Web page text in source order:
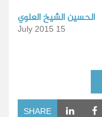
الحسين الشيخ العلوي
15 July 2015
SHARE